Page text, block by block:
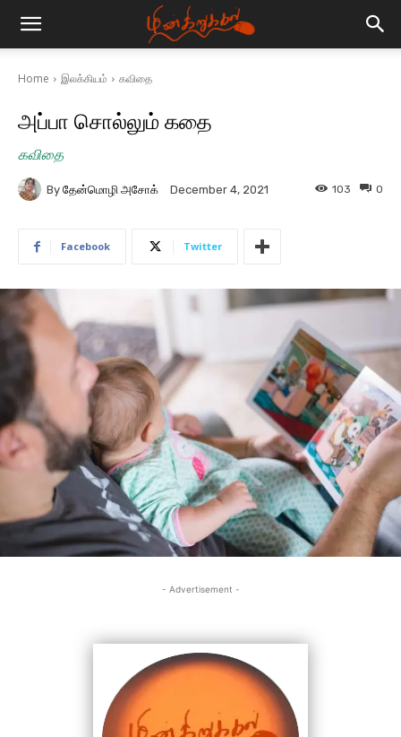
Home இலக்கியம் கவிதை
அப்பா சொல்லும் கதை
கவிதை
By தேன்மொழி அசோக் December 4, 2021 0
103
Facebook Twitter
- Advertisement -